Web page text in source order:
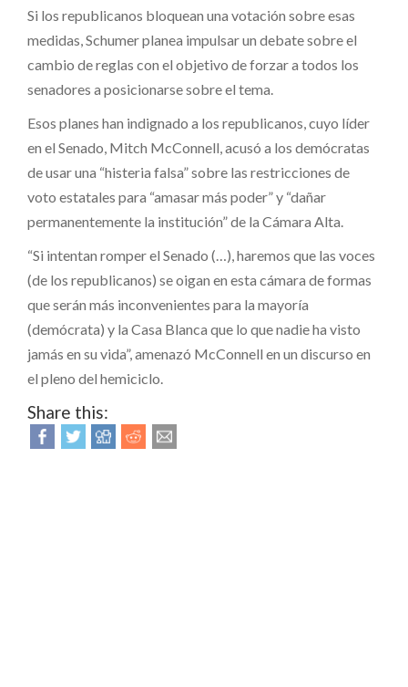
Si los republicanos bloquean una votación sobre esas
medidas, Schumer planea impulsar un debate sobre el
cambio de reglas con el objetivo de forzar a todos los
senadores a posicionarse sobre el tema.
Esos planes han indignado a los republicanos, cuyo líder
en el Senado, Mitch McConnell, acusó a los demócratas
de usar una “histeria falsa” sobre las restricciones de
voto estatales para “amasar más poder” y “dañar
permanentemente la institución” de la Cámara Alta.
“Si intentan romper el Senado (…), haremos que las voces
(de los republicanos) se oigan en esta cámara de formas
que serán más inconvenientes para la mayoría
(demócrata) y la Casa Blanca que lo que nadie ha visto
jamás en su vida”, amenazó McConnell en un discurso en
el pleno del hemiciclo.
Share this: